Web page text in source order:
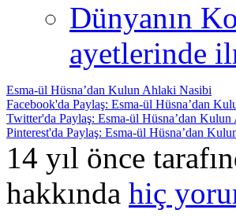
Dünyanın
ayetlerinde
Esma-ül Hüsna’dan Kulun Ahlaki Nasibi
Facebook'da Paylaş: Esma-ül Hüsna’dan
Twitter'da Paylaş: Esma-ül Hüsna’dan
Pinterest'da Paylaş: Esma-ül Hüsna’dan
14 yıl önce
hakkında hiç